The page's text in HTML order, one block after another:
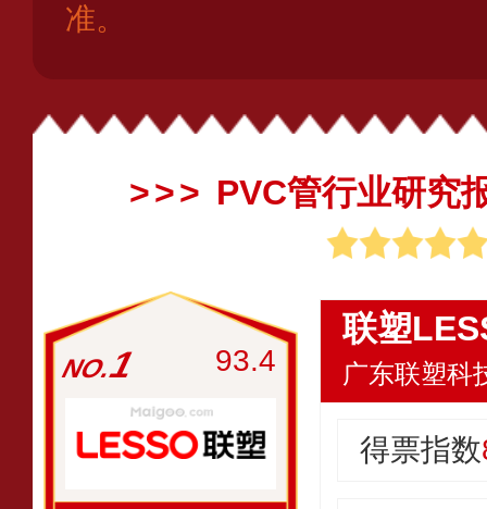
准。
PVC管行业研究
1 93.4
联塑
广东联塑科
得票指数